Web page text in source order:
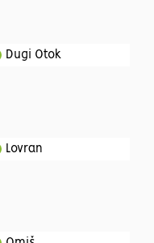
Dugi Otok
Lovran